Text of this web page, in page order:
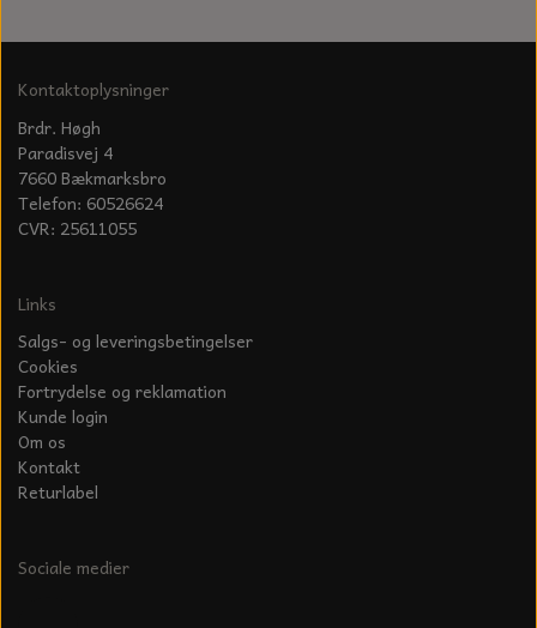
Kontaktoplysninger
Brdr. Høgh
Paradisvej 4
7660 Bækmarksbro
Telefon: 60526624
CVR: 25611055
Links
Salgs- og leveringsbetingelser
Cookies
Fortrydelse og reklamation
Kunde login
Om os
Kontakt
Returlabel
Sociale medier